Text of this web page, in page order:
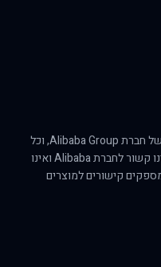
הסימן AliExpress הוא סימן מסחר רשום של חברת Alibaba Group, וכל
הזכויות הנוגעות לו שמורות לה. אתר זה אינו קשור לחברת Alibaba ואינו
קישורים למוצרים